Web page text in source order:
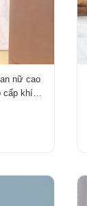
nữ cao
cấp khí